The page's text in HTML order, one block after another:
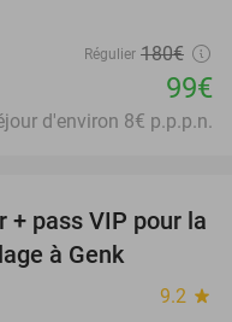
Régulier 180€
99€
d'environ 8€ p.p.p.n.
30%
+ pass VIP pour la
à Genk
9.2 star